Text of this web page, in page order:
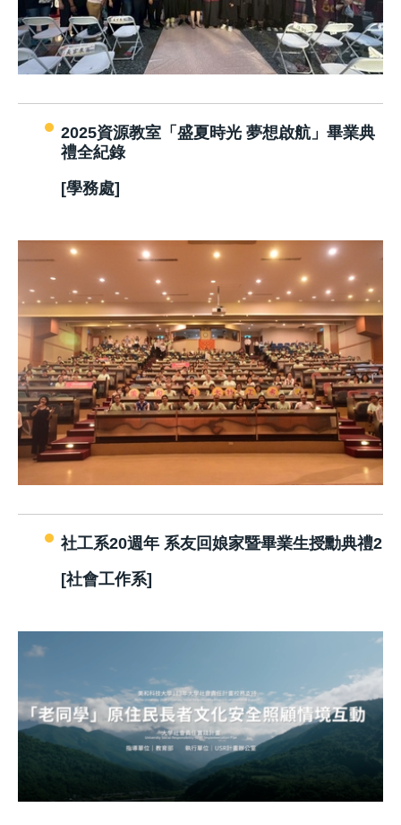
2025資源教室「盛夏時光 夢想啟航」畢業典
禮全紀錄
[學務處]
社工系20週年 系友回娘家暨畢業生授勳典禮2
[社會工作系]